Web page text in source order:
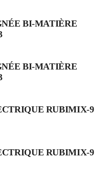
BI-MATIÈRE
BI-MATIÈRE
RUBIMIX-9
RUBIMIX-9